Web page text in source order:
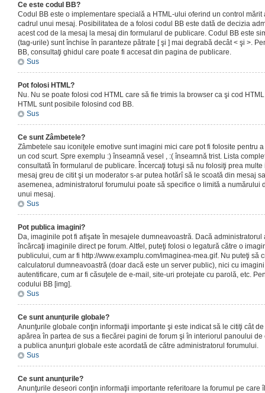
Ce este codul BB?
Codul BB este o implementare specială a HTML-ului oferind un control
cadrul unui mesaj. Posibilitatea de a folosi codul BB este dată de decizia
acest cod de la mesaj la mesaj din formularul de publicare. Codul BB este
(tag-urile) sunt închise în paranteze pătrate [ şi ] mai degrabă decât < şi >.
BB, consultaţi ghidul care poate fi accesat din pagina de publicare.
Sus
Pot folosi HTML?
Nu. Nu se poate folosi cod HTML care să fie trimis la browser ca şi cod
HTML sunt posibile folosind cod BB.
Sus
Ce sunt Zâmbetele?
Zâmbetele sau iconiţele emotive sunt imagini mici care pot fi folosite pentru
un cod scurt. Spre exemplu :) înseamnă vesel , :( înseamnă trist. Lista
consultată în formularul de publicare. Încercaţi totuşi să nu folosiţi prea
mesaj greu de citit şi un moderator s-ar putea hotărî să le scoată din mesaj
asemenea, administratorul forumului poate să specifice o limită a numărului
unui mesaj.
Sus
Pot publica imagini?
Da, imaginile pot fi afişate în mesajele dumneavoastră. Dacă
încărcaţi imaginile direct pe forum. Altfel, puteţi folosi o legatură către o
publicului, cum ar fi http://www.examplu.com/imaginea-mea.gif. Nu puteţi să
calculatorul dumneavoastră (doar dacă este un server public), nici cu
autentificare, cum ar fi căsuţele de e-mail, site-uri protejate cu parolă, etc.
codului BB [img].
Sus
Ce sunt anunţurile globale?
Anunţurile globale conţin informaţii importante şi este indicat să le citiţi cât
apărea în partea de sus a fiecărei pagini de forum şi în interiorul panoului
a publica anunţuri globale este acordată de către administratorul forumului.
Sus
Ce sunt anunţurile?
Anunţurile deseori conţin informaţii importante referitoare la forumul pe care